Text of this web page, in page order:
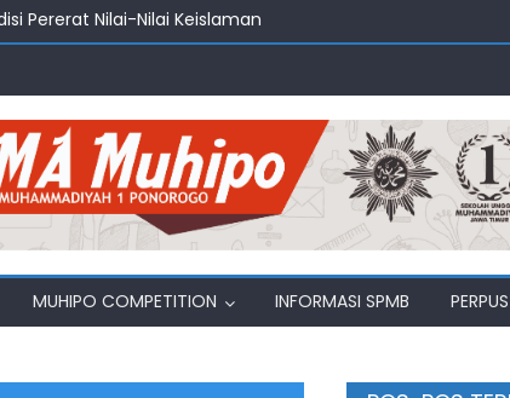
Nilai Keislaman di SMA Muhipo
Toleransi
Gelar Pelepasan Siswa Kelas XII
MUHIPO COMPETITION INFORMASI SPMB